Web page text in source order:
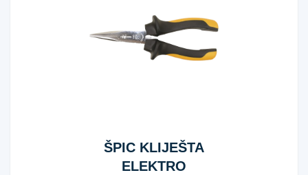
ŠPIC KLIJEŠTA
ELEKTRO